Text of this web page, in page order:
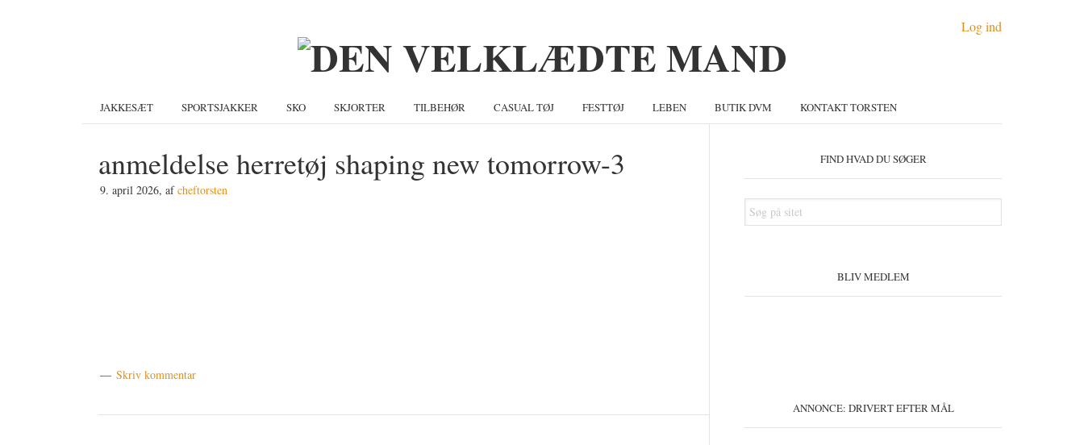
Log ind
JAKKESÆT SPORTSJAKKER SKO SKJORTER TILBEHØR CASUAL TØJ FESTTØJ LEBEN BUTIK DVM KONTAKT TORSTEN
anmeldelse herretøj shaping new tomorrow-3
9. april 2026, afcheftorsten
Skriv kommentar
FIND HVAD DU SØGER
Søg
på
BLIV MEDLEM
ANNONCE: DRIVERT EFTER MÅL